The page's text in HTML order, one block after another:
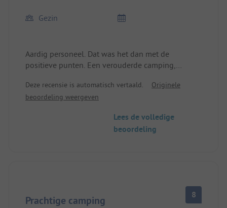
Gezin
Aardig personeel. Dat was het dan met de
positieve punten. Een verouderde camping,
Deze recensie is automatisch vertaald.
Originele
beoordeling weergeven
Lees de volledige
beoordeling
Prachtige camping 8